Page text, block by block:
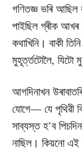
গণিতজ্ঞ ভৰি আছিল
পাইছিল গ্ৰীক আখৰ
কথাখিনি। বাকী
মুহূৰ্ত্তটোলৈ, যিটো
আগদিনাখন
যোগে— যে পৃথিৱী
সাব্যস্ত হ’ব
নাছিল। কিয়নো এই